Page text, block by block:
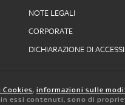
NOTE LEGALI
CORPORATE
DICHIARAZIONE DI
Cookies, informazioni sulle
contenuti, sono di